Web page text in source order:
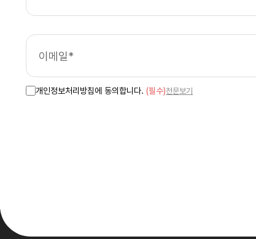
개인정보처리방침에 동의합니다. (필수)전문보기